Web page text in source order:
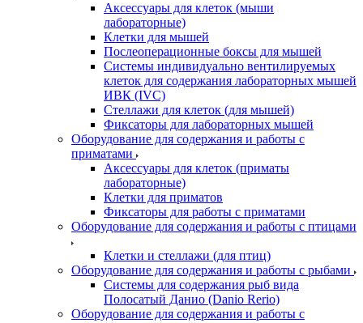
Аксессуары для клеток (мыши
лабораторные)
Клетки для мышей
Послеоперационные боксы для мышей
Системы индивидуально вентилируемых
клеток для содержания лабораторных мышей
ИВК (IVC)
Стеллажи для клеток (для мышей)
Фиксаторы для лабораторных мышей
Оборудование для содержания и работы с
приматами
Аксессуары для клеток (приматы
лабораторные)
Клетки для приматов
Фиксаторы для работы с приматами
Оборудование для содержания и работы с птицами
Клетки и стеллажи (для птиц)
Оборудование для содержания и работы с рыбами
Системы для содержания рыб вида
Полосатый Данио (Danio Rerio)
Оборудование для содержания и работы с